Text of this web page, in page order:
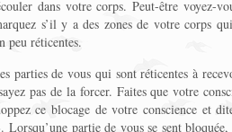
dans votre corps. Peut-être voyez-
s’il y a des zones de votre corps
peu réticentes.
parties de vous qui sont réticentes à
pas de la forcer. Faites que votre
ce blocage de votre conscience et
partie de vous se sent